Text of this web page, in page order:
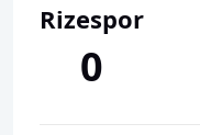
Rizespor
0